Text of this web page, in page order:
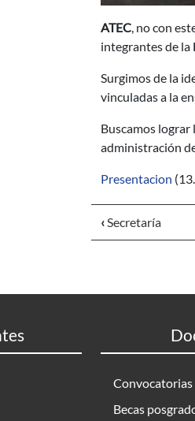
ATEC , no con
integrantes de la
Surgimos de la
vinculadas a la
Buscamos lograr
administración
Presentacion
‹ Secretaría
Becas